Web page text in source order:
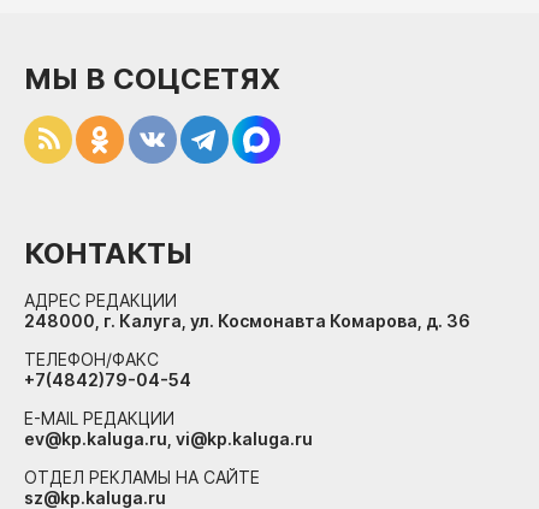
МЫ В СОЦСЕТЯХ
КОНТАКТЫ
АДРЕС РЕДАКЦИИ
248000, г. Калуга, ул. Космонавта Комарова, д. 36
ТЕЛЕФОН/ФАКС
+7(4842)79-04-54
E-MAIL РЕДАКЦИИ
ev@kp.kaluga.ru, vi@kp.kaluga.ru
ОТДЕЛ РЕКЛАМЫ НА САЙТЕ
sz@kp.kaluga.ru